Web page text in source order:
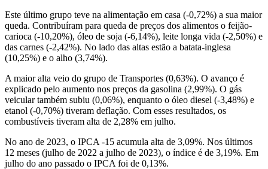
Este último grupo teve na alimentação em casa (-0,72%) a sua maior
queda. Contribuíram para queda de preços dos alimentos o feijão-
carioca (-10,20%), óleo de soja (-6,14%), leite longa vida (-2,50%) e
das carnes (-2,42%). No lado das altas estão a batata-inglesa
(10,25%) e o alho (3,74%).
A maior alta veio do grupo de Transportes (0,63%). O avanço é
explicado pelo aumento nos preços da gasolina (2,99%). O gás
veicular também subiu (0,06%), enquanto o óleo diesel (-3,48%) e
etanol (-0,70%) tiveram deflação. Com esses resultados, os
combustíveis tiveram alta de 2,28% em julho.
No ano de 2023, o IPCA -15 acumula alta de 3,09%. Nos últimos
12 meses (julho de 2022 a julho de 2023), o índice é de 3,19%. Em
julho do ano passado o IPCA foi de 0,13%.